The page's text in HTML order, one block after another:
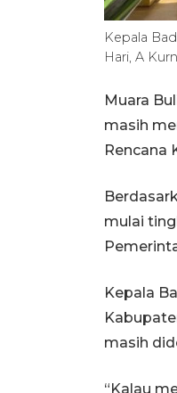
Kepala
Hari, A
Muara
masih
Rencana
mulai
Kepala
masih
“Kalau